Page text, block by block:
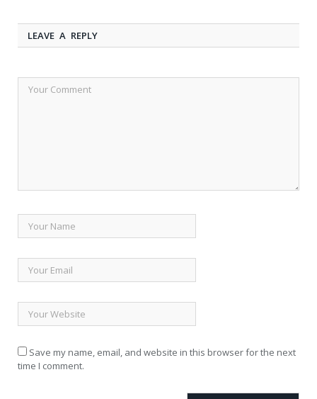
LEAVE A REPLY
Save my name, email, and website in this browser for the next
time I comment.